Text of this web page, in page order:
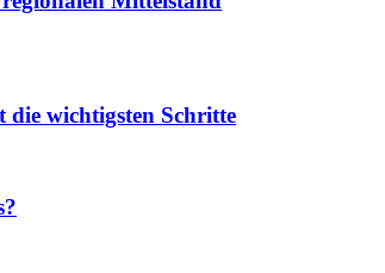
wichtigsten Schritte